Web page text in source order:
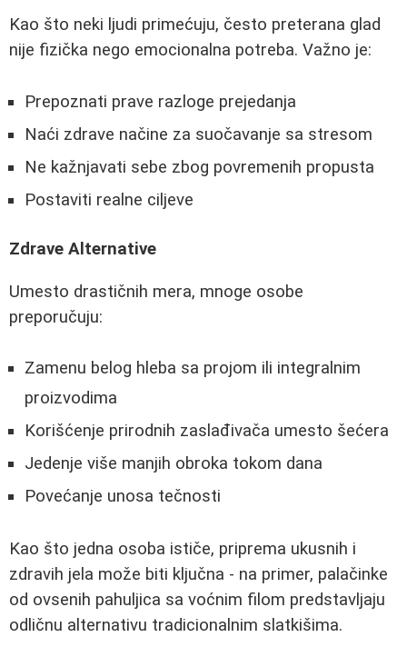
Kao što neki ljudi primećuju, često preterana glad
nije fizička nego emocionalna potreba. Važno je:
Prepoznati prave razloge prejedanja
Naći zdrave načine za suočavanje sa stresom
Ne kažnjavati sebe zbog povremenih propusta
Postaviti realne ciljeve
Zdrave Alternative
Umesto drastičnih mera, mnoge osobe
preporučuju:
Zamenu belog hleba sa projom ili integralnim
proizvodima
Korišćenje prirodnih zaslađivača umesto šećera
Jedenje više manjih obroka tokom dana
Povećanje unosa tečnosti
Kao što jedna osoba ističe, priprema ukusnih i
zdravih jela može biti ključna - na primer, palačinke
od ovsenih pahuljica sa voćnim filom predstavljaju
odličnu alternativu tradicionalnim slatkišima.